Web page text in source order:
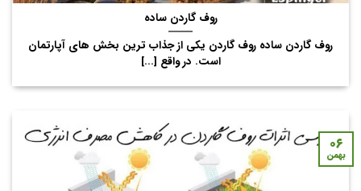
روف گاردن ساده
روف گاردن ساده روف گاردن یکی از جذاب ترین بخش های آپارتمان
است. در واقع [...]
۰۶
بهمن